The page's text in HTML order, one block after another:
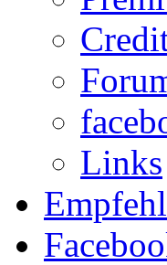
Links